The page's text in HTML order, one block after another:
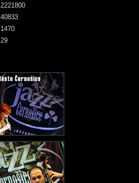
29
2221800
40833
1470